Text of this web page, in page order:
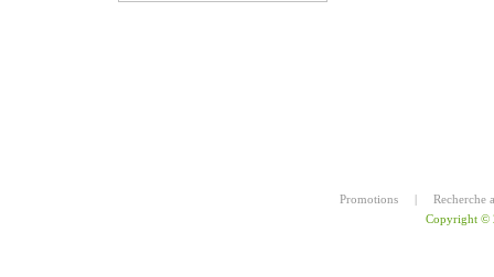
Promotions |
Recherche
Copyright ©